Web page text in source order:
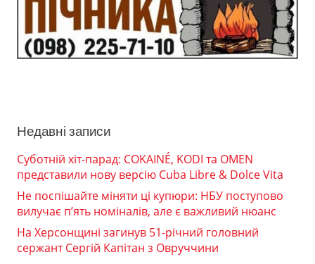
Недавні записи
Суботній хіт-парад: COKAINÉ, KODI та OMEN
представили нову версію Cuba Libre & Dolce Vita
Не поспішайте міняти ці купюри: НБУ поступово
вилучає п’ять номіналів, але є важливий нюанс
На Херсонщині загинув 51-річний головний
сержант Сергій Капітан з Овруччини